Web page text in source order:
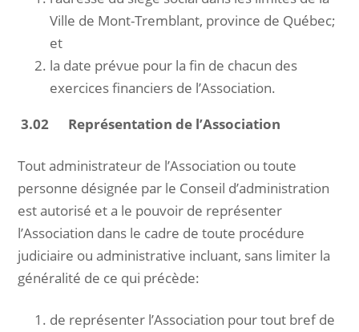
Ville de Mont-Tremblant, province de Québec;
et
la date prévue pour la fin de chacun des
exercices financiers de l’Association.
3.02 Représentation de l’Association
Tout administrateur de l’Association ou toute
personne désignée par le Conseil d’administration
est autorisé et a le pouvoir de représenter
l’Association dans le cadre de toute procédure
judiciaire ou administrative incluant, sans limiter la
généralité de ce qui précède:
de représenter l’Association pour tout bref de